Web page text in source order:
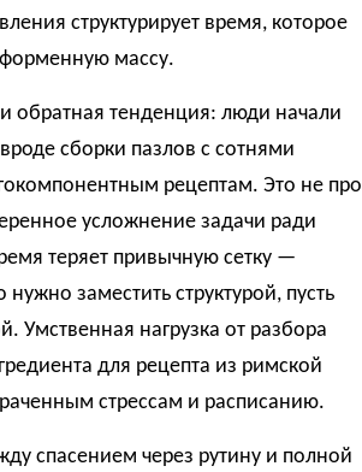
структурирует время, которое
массу.
обратная тенденция: люди начали
сборки пазлов с сотнями
рецептам. Это не про
усложнение задачи ради
теряет привычную сетку —
заместить структурой, пусть
Умственная нагрузка от разбора
для рецепта из римской
стрессам и расписанию.
спасением через рутину и полной